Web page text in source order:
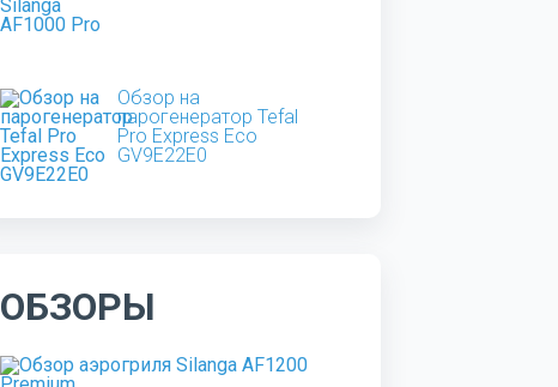
Обзор на
парогенератор Tefal
Pro Express Eco
GV9E22E0
ОБЗОРЫ